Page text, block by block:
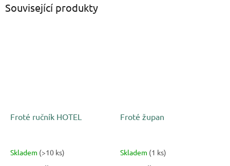
Související produkty
Froté ručník HOTEL
Skladem (>10 ks)
Froté župan
Skladem (1 ks)